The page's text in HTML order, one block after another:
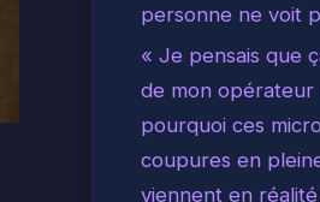
personne ne voit
« Je pensais que
de mon opérateur
pourquoi ces
coupures en
viennent en réalité